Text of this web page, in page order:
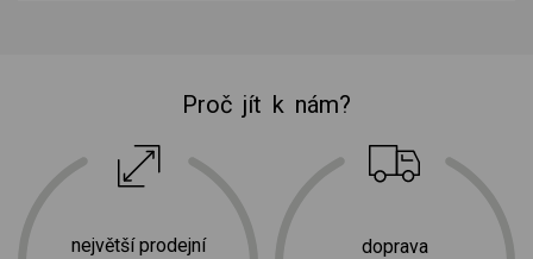
Proč jít k nám?
největší prodejní
doprava